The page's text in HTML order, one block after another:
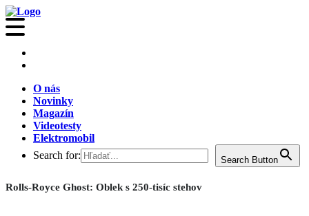
O nás
Novinky
Magazín
Videotesty
Elektromobil
Search for:
Search Button
Rolls-Royce Ghost: Oblek s 250-tisíc stehov